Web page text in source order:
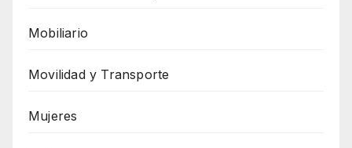
Mobiliario
Movilidad y Transporte
Mujeres